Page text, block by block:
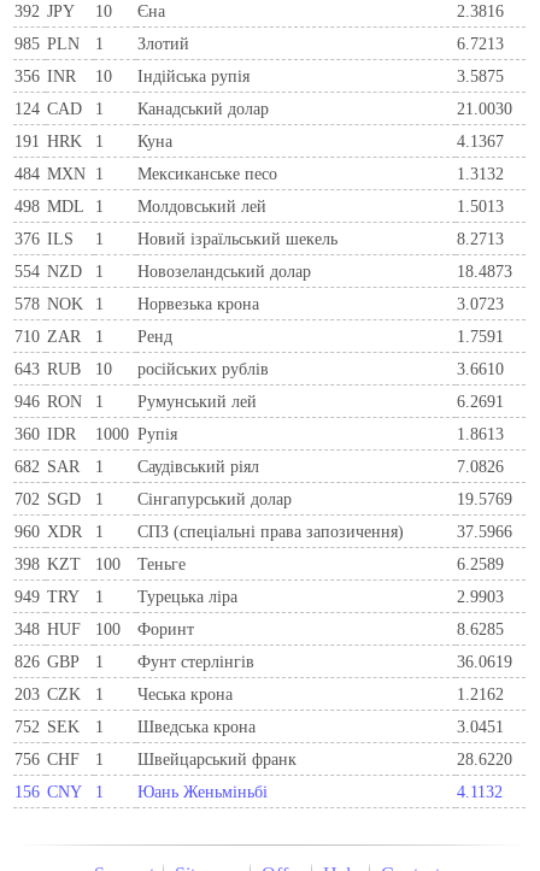
392 JPY 10 Єна
2.3816
985 PLN 1 Злотий
6.7213
356 INR 10 Індійська рупія
3.5875
124 CAD 1 Канадський долар
21.0030
191 HRK 1 Куна
4.1367
484 MXN 1 Мексиканське песо
1.3132
498 MDL 1 Молдовський лей
1.5013
376 ILS 1 Новий ізраїльський шекель
8.2713
554 NZD 1 Новозеландський долар
18.4873
578 NOK 1 Норвезька крона
3.0723
710 ZAR 1 Ренд
1.7591
643 RUB 10 російських рублів
3.6610
946 RON 1 Румунський лей
6.2691
360 IDR 1000 Рупія
1.8613
682 SAR 1 Саудівський ріял
7.0826
702 SGD 1 Сінгапурський долар
19.5769
960 XDR 1 СПЗ (спеціальні права запозичення)
37.5966
398 KZT 100 Теньге
6.2589
949 TRY 1 Турецька ліра
2.9903
348 HUF 100 Форинт
8.6285
826 GBP 1 Фунт стерлінгів
36.0619
203 CZK 1 Чеська крона
1.2162
752 SEK 1 Шведська крона
3.0451
756 CHF 1 Швейцарський франк
28.6220
156 CNY 1 Юань Женьміньбі 4.1132